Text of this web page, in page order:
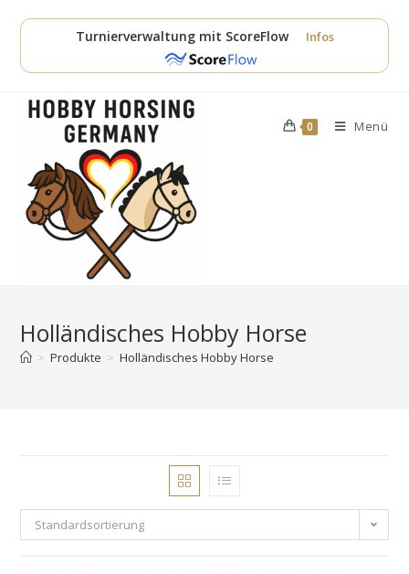
Inhalt
Turnierverwaltung mit ScoreFlow Infos
0 Menü
Holländisches Hobby Horse
> Produkte > Holländisches Hobby Horse
Standardsortierung